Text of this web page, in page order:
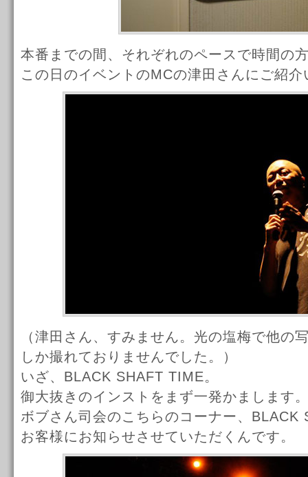
本番までの間、それぞれのペースで時間の
この日のイベントのMCの津田さんにご紹
（津田さん、すみません。光の塩梅で他の
しか撮れておりませんでした。）
いざ、BLACK SHAFT TIME。
御大抜きのインストをまず一発かまします
ボブさん司会のこちらのコーナー、BLACK
お客様にお知らせさせていただくんです。